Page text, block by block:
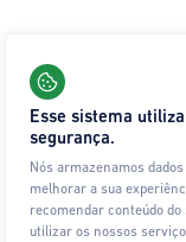
Esse sistema
segurança.
Nós armazenamos
melhorar a sua
recomendar conteúdo
utilizar os nossos